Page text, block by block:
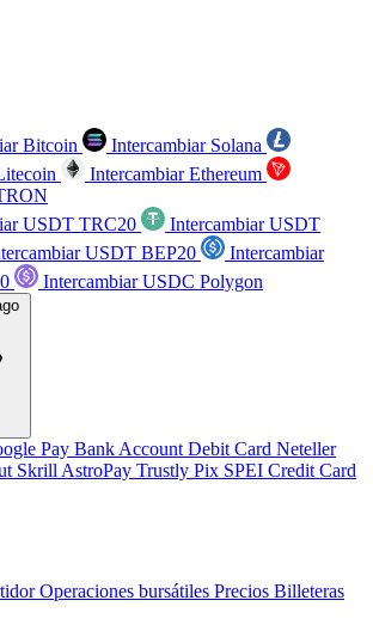
Bitcoin
Intercambiar Solana
Intercambiar Ethereum
USDT TRC20
Intercambiar USDT
USDT BEP20
Intercambiar
Intercambiar USDC Polygon
Pay Bank Account Debit Card Neteller
Skrill AstroPay Trustly Pix SPEI Credit Card
Operaciones bursátiles Precios Billeteras